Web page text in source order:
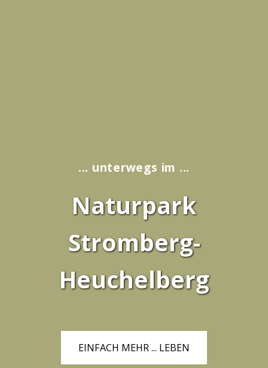
... unterwegs im ...
Naturpark
Stromberg-
Heuchelberg
EINFACH MEHR ... LEBEN